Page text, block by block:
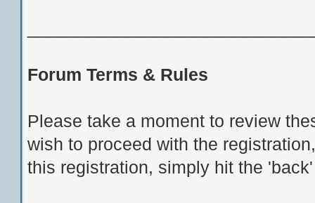
Forum Terms & Rules
Please take a moment to review
wish to proceed with the
this registration, simply hit the